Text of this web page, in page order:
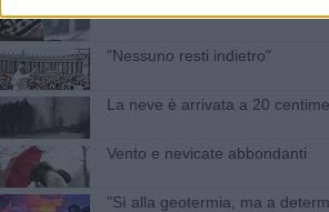
"Nessuno resti indietro"
La neve è arrivata a 20
Vento e nevicate abbondanti
"Sì alla geotermia, ma a